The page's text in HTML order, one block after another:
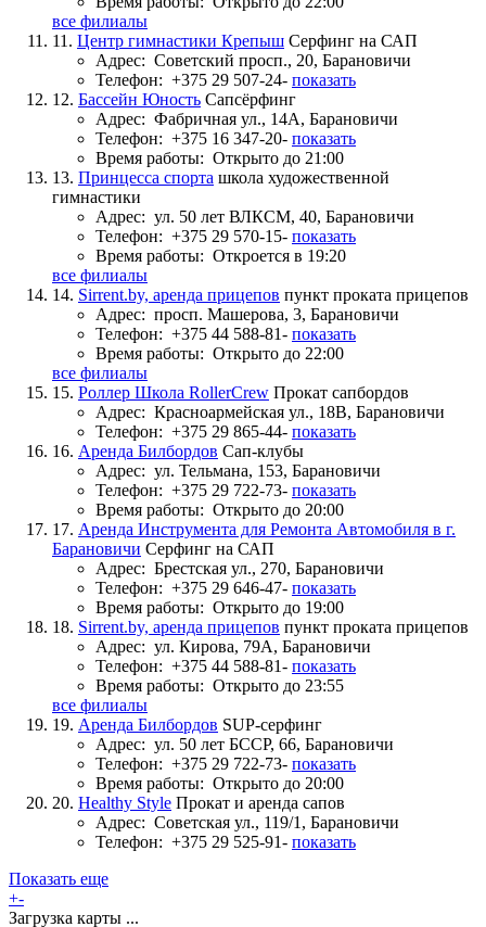
все филиалы
11. Центр гимнастики Крепыш Серфинг на САП
Адрес: Советский просп., 20, Барановичи
Телефон: +375 29 507-24- показать
12. Бассейн Юность Сапсёрфинг
Адрес: Фабричная ул., 14А, Барановичи
Телефон: +375 16 347-20- показать
Время работы: Открыто до 21:00
13. Принцесса спорта школа художественной
гимнастики
Адрес: ул. 50 лет ВЛКСМ, 40, Барановичи
Телефон: +375 29 570-15- показать
Время работы: Откроется в 19:20
все филиалы
14. Sirrent.by, аренда прицепов пункт проката прицепов
Адрес: просп. Машерова, 3, Барановичи
Телефон: +375 44 588-81- показать
Время работы: Открыто до 22:00
все филиалы
15. Роллер Школа RollerCrew Прокат сапбордов
Адрес: Красноармейская ул., 18В, Барановичи
Телефон: +375 29 865-44- показать
16. Аренда Билбордов Сап-клубы
Адрес: ул. Тельмана, 153, Барановичи
Телефон: +375 29 722-73- показать
Время работы: Открыто до 20:00
17. Аренда Инструмента для Ремонта Автомобиля в г.
Барановичи Серфинг на САП
Адрес: Брестская ул., 270, Барановичи
Телефон: +375 29 646-47- показать
Время работы: Открыто до 19:00
18. Sirrent.by, аренда прицепов пункт проката прицепов
Адрес: ул. Кирова, 79А, Барановичи
Телефон: +375 44 588-81- показать
Время работы: Открыто до 23:55
все филиалы
19. Аренда Билбордов SUP-серфинг
Адрес: ул. 50 лет БССР, 66, Барановичи
Телефон: +375 29 722-73- показать
Время работы: Открыто до 20:00
20. Healthy Style Прокат и аренда сапов
Адрес: Советская ул., 119/1, Барановичи
Телефон: +375 29 525-91- показать
Показать еще
+-
Загрузка карты ...